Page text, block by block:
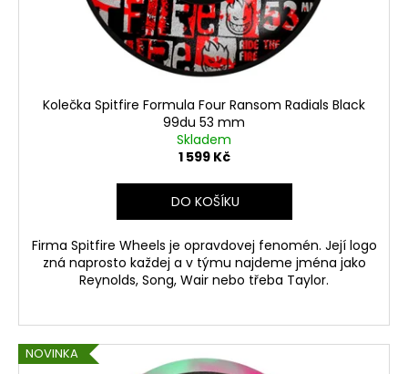
Kolečka Spitfire Formula Four Ransom Radials Black
99du 53 mm
Skladem
1 599 Kč
DO KOŠÍKU
Firma Spitfire Wheels je opravdovej fenomén. Její logo
zná naprosto každej a v týmu najdeme jména jako
Reynolds, Song, Wair nebo třeba Taylor.
NOVINKA